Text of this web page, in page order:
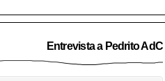
Entrevista a Pedrito AdC